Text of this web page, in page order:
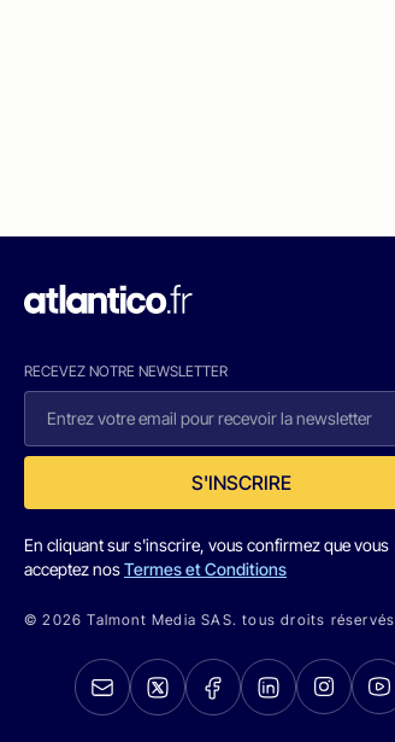
RECEVEZ NOTRE NEWSLETTER
S'INSCRIRE
En cliquant sur s'inscrire, vous confirmez que vous
acceptez nosTermes et Conditions
© 2026 Talmont Media SAS. tous droits